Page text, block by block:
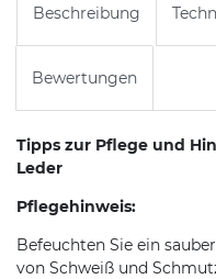
Beschreibung
Bewertungen
Tipps zur Pflege und
Leder
Pflegehinweis:
Befeuchten Sie ein
von Schweiß und